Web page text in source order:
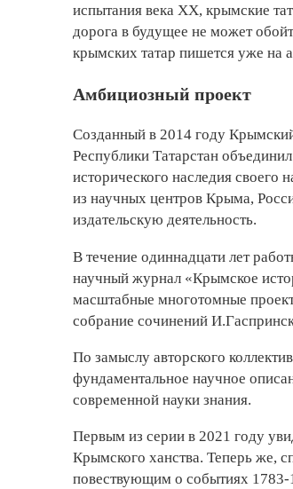
испытания века ХХ, крымские
дорога в будущее не может
крымских татар пишется уже на
Амбициозный проект
Созданный в 2014 году
Республики Татарстан
исторического наследия своего
из научных центров Крыма,
издательскую деятельность.
В течение одиннадцати лет
научный журнал «Крымское
масштабные многотомные
собрание сочинений
По замыслу авторского
фундаментальное научное
современной науки знания.
Первым из серии в 2021 году
Крымского ханства. Теперь же,
повествующим о событиях 1783-